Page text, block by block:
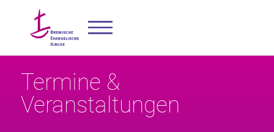
Termine &
Veranstaltungen